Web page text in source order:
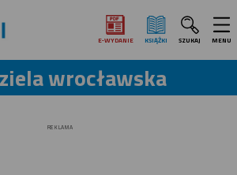
E‑WYDANIE KSIĄŻKI SZUKAJ MENU
wrocławska
REKLAMA